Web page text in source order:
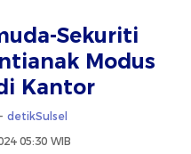
Sekuriti
Modus
Kantor
detikSulsel
05:30 WIB